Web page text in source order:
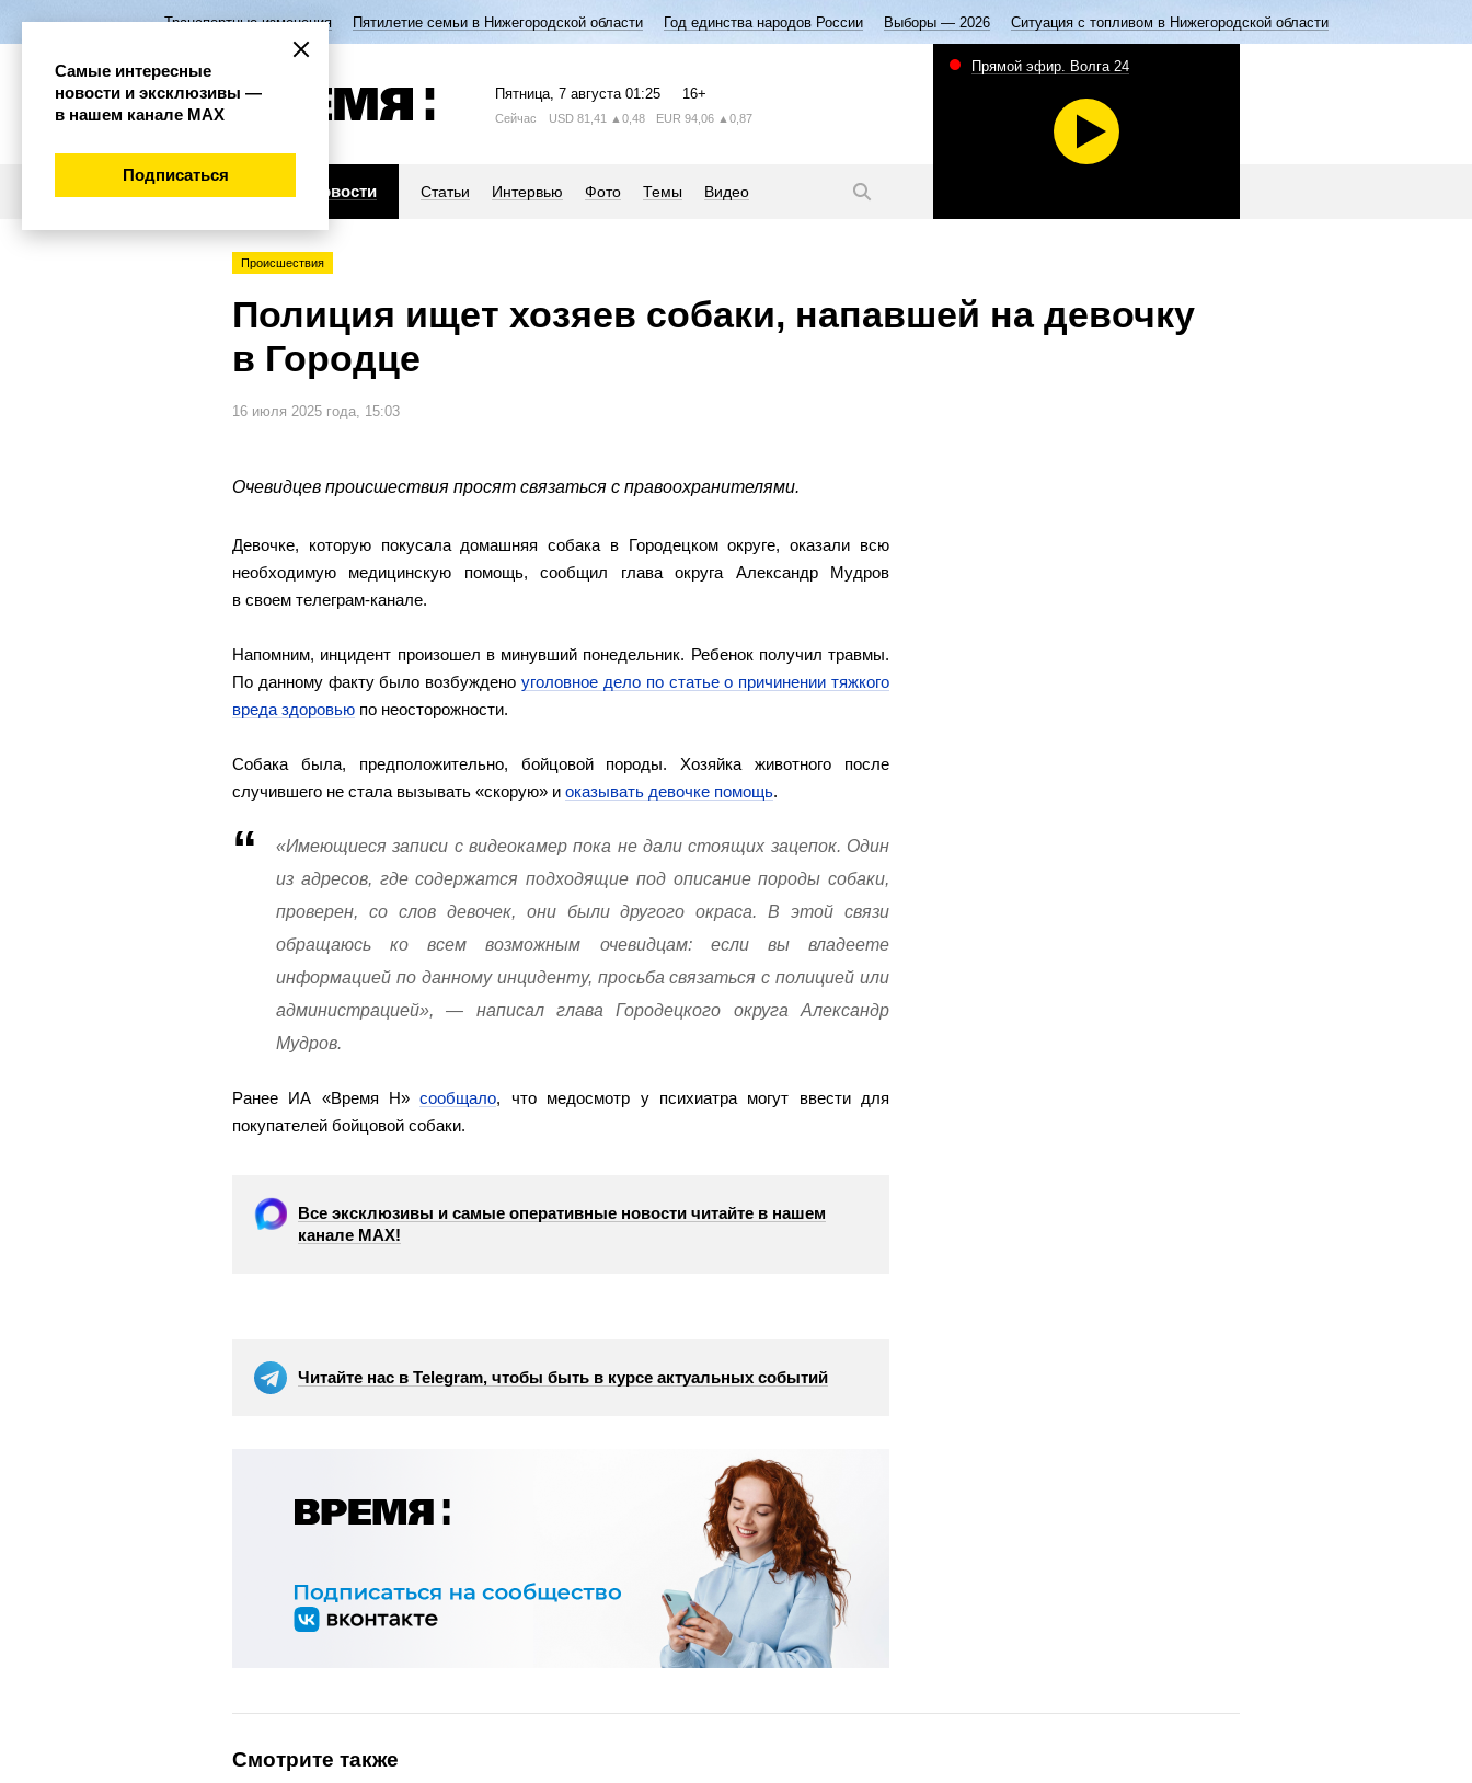
Транспортные изменения Пятилетие семьи в Нижегородской области Год единства народов России Выборы — 2026 Ситуация с топливом в Нижегородской области
Пятница, 7 августа 01:25 16+
Сейчас USD 81,41 ▲0,48 EUR 94,06 ▲0,87
Новости Статьи Интервью Фото Темы Видео
Прямой эфир. Волга 24
Происшествия
Полиция ищет хозяев собаки, напавшей на девочку
в Городце
16 июля 2025 года, 15:03
Очевидцев происшествия просят связаться с правоохранителями.
Девочке, которую покусала домашняя собака в Городецком округе, оказали всю
необходимую медицинскую помощь, сообщил глава округа Александр Мудров
в своем телеграм-канале.
Напомним, инцидент произошел в минувший понедельник. Ребенок получил травмы.
По данному факту было возбужденоуголовное дело по статье о причинении тяжкого
вреда здоровью по неосторожности.
Собака была, предположительно, бойцовой породы. Хозяйка животного после
случившего не стала вызывать «скорую» и оказывать девочке помощь.
«Имеющиеся записи с видеокамер пока не дали стоящих зацепок. Один
из адресов, где содержатся подходящие под описание породы собаки,
проверен, со слов девочек, они были другого окраса. В этой связи
обращаюсь ко всем возможным очевидцам: если вы владеете
информацией по данному инциденту, просьба связаться с полицией или
администрацией», — написал глава Городецкого округа Александр
Мудров.
Ранее ИА «Время Н»сообщало, что медосмотр у психиатра могут ввести для
покупателей бойцовой собаки.
Все эксклюзивы и самые оперативные новости читайте в нашем
канале МАХ!
Читайте нас в Telegram, чтобы быть в курсе актуальных событий
Смотрите также
Самые интересные
новости и эксклюзивы —
в нашем канале МАХ
Подписаться